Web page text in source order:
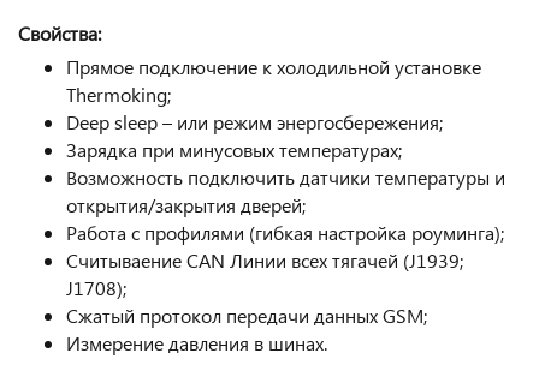
Свойства:
Прямое подключение к холодильной установке
Thermoking;
Deep sleep – или режим энергосбережения;
Зарядка при минусовых температурах;
Возможность подключить датчики температуры и
открытия/закрытия дверей;
Работа с профилями (гибкая настройка роуминга);
Считываение CAN Линии всех тягачей (J1939;
J1708);
Сжатый протокол передачи данных GSM;
Измерение давления в шинах.